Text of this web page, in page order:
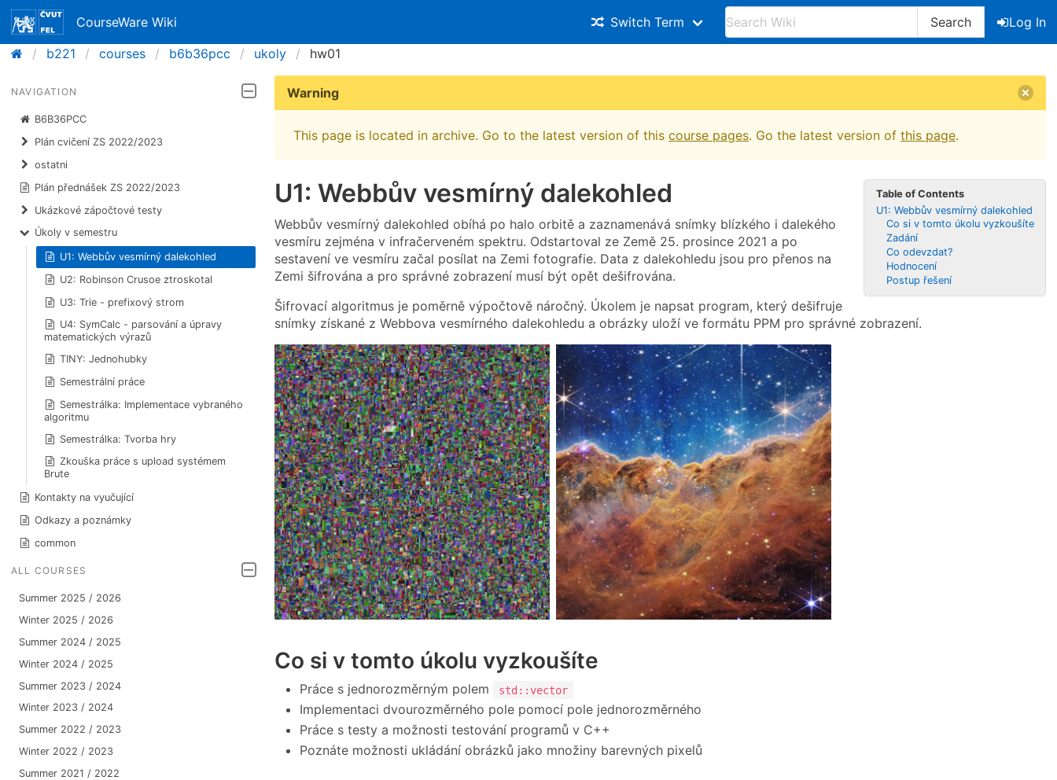
CourseWare Wiki Switch Term Search
Log In
b221
courses b6b36pcc ukoly hw01
NAVIGATION
B6B36PCC
Plán cvičení ZS 2022/2023
ostatni
Plán přednášek ZS 2022/2023
Ukázkové zápočtové testy
Úkoly v semestru
U1: Webbův vesmírný dalekohled
U2: Robinson Crusoe ztroskotal
U3: Trie - prefixový strom
U4: SymCalc - parsování a úpravy
matematických výrazů
TINY: Jednohubky
Semestrální práce
Semestrálka: Implementace vybraného
algoritmu
Semestrálka: Tvorba hry
Zkouška práce s upload systémem
Brute
Kontakty na vyučující
Odkazy a poznámky
common
ALL COURSES
Summer 2025 / 2026
Winter 2025 / 2026
Summer 2024 / 2025
Winter 2024 / 2025
Summer 2023 / 2024
Winter 2023 / 2024
Summer 2022 / 2023
Winter 2022 / 2023
Summer 2021 / 2022
Warning
This page is located in archive. Go to the latest version of this course pages. Go the latest version of this page.
Table of Contents
U1: Webbův vesmírný dalekohled
Co si v tomto úkolu vyzkoušíte
Zadání
Co odevzdat?
Hodnocení
Postup řešení
U1: Webbův vesmírný dalekohled
Webbův vesmírný dalekohled obíhá po halo orbitě a zaznamenává snímky blízkého i dalekého
vesmíru zejména v infračerveném spektru. Odstartoval ze Země 25. prosince 2021 a po
sestavení ve vesmíru začal posílat na Zemi fotografie. Data z dalekohledu jsou pro přenos na
Zemi šifrována a pro správné zobrazení musí být opět dešifrována.
Šifrovací algoritmus je poměrně výpočtově náročný. Úkolem je napsat program, který dešifruje
snímky získané z Webbova vesmírného dalekohledu a obrázky uloží ve formátu PPM pro správné zobrazení.
Co si v tomto úkolu vyzkoušíte
Práce s jednorozměrným polem std::vector
Implementaci dvourozměrného pole pomocí pole jednorozměrného
Práce s testy a možnosti testování programů v C++
Poznáte možnosti ukládání obrázků jako množiny barevných pixelů